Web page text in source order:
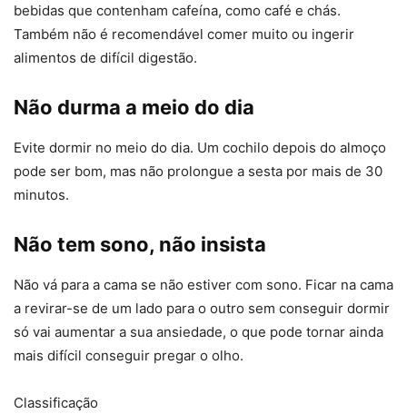
bebidas que contenham cafeína, como café e chás.
Também não é recomendável comer muito ou ingerir
alimentos de difícil digestão.
Não durma a meio do dia
Evite dormir no meio do dia. Um cochilo depois do almoço
pode ser bom, mas não prolongue a sesta por mais de 30
minutos.
Não tem sono, não insista
Não vá para a cama se não estiver com sono. Ficar na cama
a revirar-se de um lado para o outro sem conseguir dormir
só vai aumentar a sua ansiedade, o que pode tornar ainda
mais difícil conseguir pregar o olho.
Classificação